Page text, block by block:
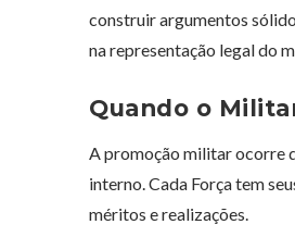
construir argumentos
na representação legal do
Quando o
A promoção militar ocorre
interno. Cada Força tem
méritos e realizações.